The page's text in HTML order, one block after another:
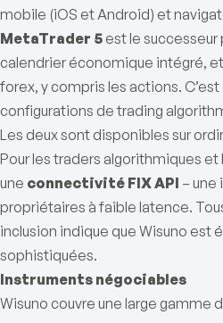
mobile (iOS et Android) et
MetaTrader 5 est le successeur
calendrier économique intégré, et
forex, y compris les actions.
configurations de trading
Les deux sont disponibles sur
Pour les traders algorithmiques
une connectivité FIX API –
propriétaires à faible latence.
inclusion indique que Wisuno est
sophistiquées.
Instruments négociables
Wisuno couvre une large gamme